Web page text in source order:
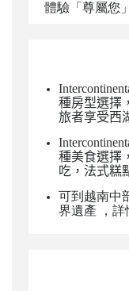
體驗「尊屬您
種房型選擇
旅者享受西
種美食選擇
吃，法式糕
可到越南中
界遺產
， 詳